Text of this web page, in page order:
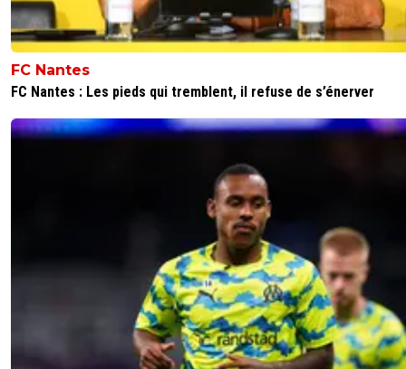
FC Nantes
FC Nantes : Les pieds qui tremblent, il refuse de s’énerver